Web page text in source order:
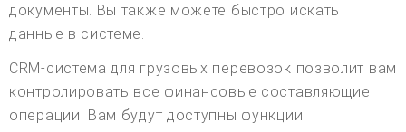
документы. Вы также можете быстро искать
данные в системе.
CRM-система для грузовых перевозок позволит вам
контролировать все финансовые составляющие
операции. Вам будут доступны функции